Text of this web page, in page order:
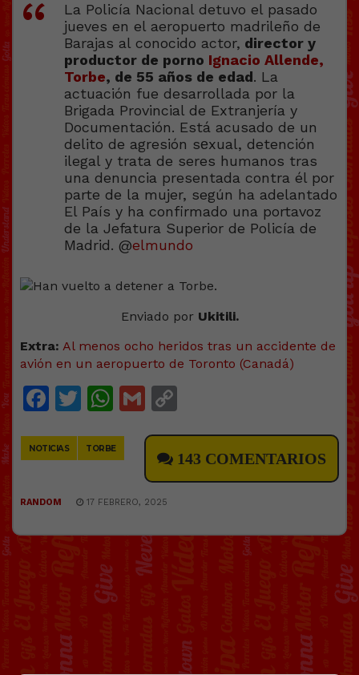
La Policía Nacional detuvo el pasado
jueves en el aeropuerto madrileño de
Barajas al conocido actor, director y
productor de porno Ignacio Allende,
Torbe, de 55 años de edad. La
actuación fue desarrollada por la
Brigada Provincial de Extranjería y
Documentación. Está acusado de un
delito de agresión sеxual, detención
ilegal y trata de seres humanos tras
una denuncia presentada contra él por
parte de la mujer, según ha adelantado
El País y ha confirmado una portavoz
de la Jefatura Superior de Policía de
Madrid. @elmundo
Enviado por Ukitili.
Extra: Al menos ocho heridos tras un accidente de
avión en un aeropuerto de Toronto (Canadá)
Facebook
Twitter
WhatsApp
Gmail
NOTICIAS TORBE
143 COMENTARIOS
RANDOM 17 FEBRERO, 2025